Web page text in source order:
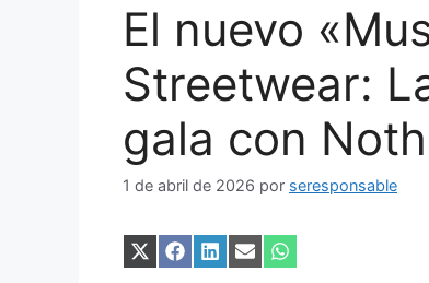
El nuevo
Streetwear:
gala con
1 de abril de 2026 por seresponsable
Compartir
Compartir
Compartir
Compartir
Compartir